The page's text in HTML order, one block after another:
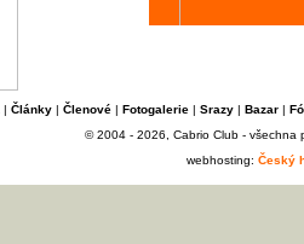
| Články| Členové| Fotogalerie| Srazy| Bazar|
© 2004 - 2026, Cabrio Club - všechna
webhosting: Český